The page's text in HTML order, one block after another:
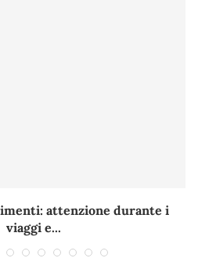
attenzione durante i
viaggi e...